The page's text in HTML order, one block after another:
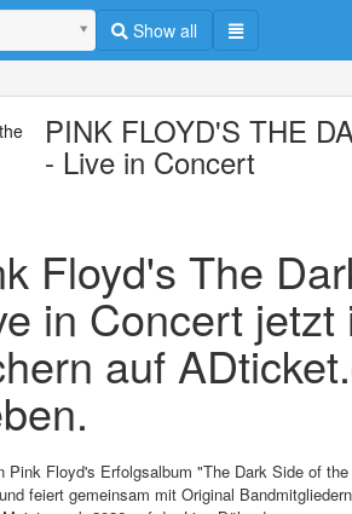
Show all
PINK FLOYD'S THE
- Live in Concert
Floyd's The
in Concert jetzt
auf
Floyd's Erfolgsalbum "The Dark Side of
feiert gemeinsam mit Original